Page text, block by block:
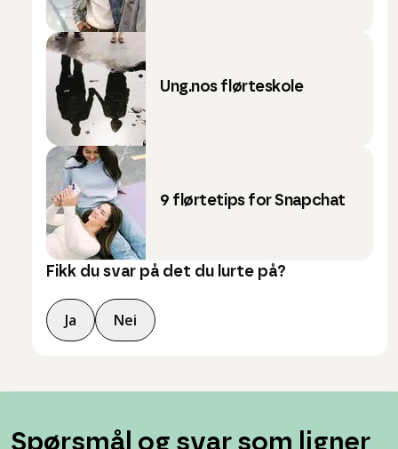
Ung.nos flørteskole
9 flørtetips for Snapchat
Fikk du svar på det du lurte på?
Ja Nei
Spørsmål og svar som ligner